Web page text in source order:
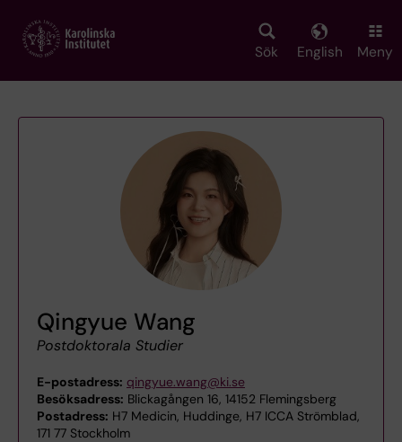
main
Sök English Meny
Qingyue Wang
Postdoktorala Studier
E-postadress: qingyue.wang@ki.se
Besöksadress: Blickagången 16, 14152 Flemingsberg
Postadress: H7 Medicin, Huddinge, H7 ICCA Strömblad,
171 77 Stockholm